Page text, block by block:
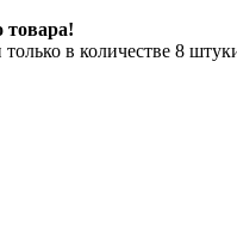
товара!
в количестве 8